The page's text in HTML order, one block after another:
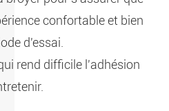
confortable et bien
d'essai.
rend difficile l'adhésion